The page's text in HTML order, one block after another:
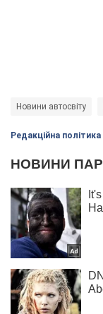
Новини автосвіту
Редакційна політика